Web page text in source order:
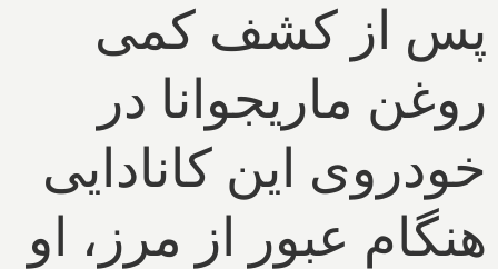
پس از کشف کمی
روغن ماریجوانا در
خودروی این کانادایی
هنگام عبور از مرز، او